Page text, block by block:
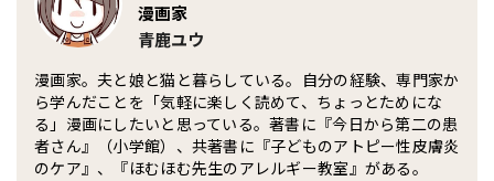
漫画家
青鹿ユウ
漫画家。夫と娘と猫と暮らしている。自分の経験、専門家か
ら学んだことを「気軽に楽しく読めて、ちょっとためにな
る」漫画にしたいと思っている。著書に『今日から第二の患
者さん』（小学館）、共著書に『子どものアトピー性皮膚炎
のケア』、『ほむほむ先生のアレルギー教室』がある。